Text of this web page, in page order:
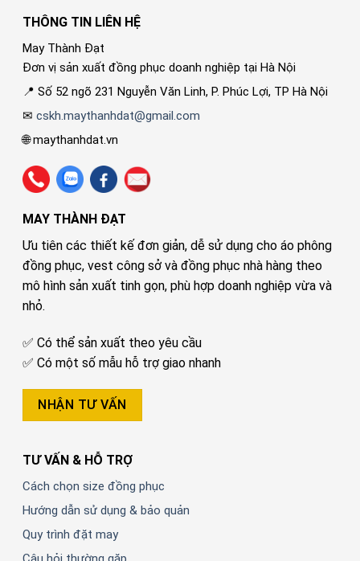
THÔNG TIN LIÊN HỆ
May Thành Đạt
Đơn vị sản xuất đồng phục doanh nghiệp tại Hà Nội
📍 Số 52 ngõ 231 Nguyễn Văn Linh, P. Phúc Lợi, TP Hà Nội
✉cskh.maythanhdat@gmail.com
🌐 maythanhdat.vn
MAY THÀNH ĐẠT
Ưu tiên các thiết kế đơn giản, dễ sử dụng cho áo phông
đồng phục, vest công sở và đồng phục nhà hàng theo
mô hình sản xuất tinh gọn, phù hợp doanh nghiệp vừa và
nhỏ.
✅ Có thể sản xuất theo yêu cầu
✅ Có một số mẫu hỗ trợ giao nhanh
NHẬN TƯ VẤN
TƯ VẤN & HỖ TRỢ
Cách chọn size đồng phục
Hướng dẫn sử dụng & bảo quản
Quy trình đặt may